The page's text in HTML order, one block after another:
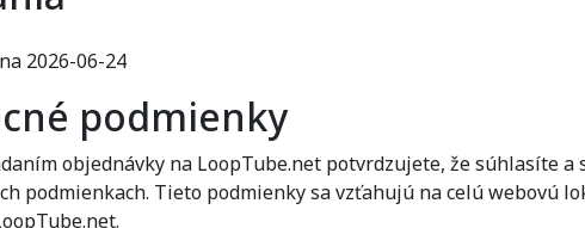
2026-06-24
podmienky
objednávky na LoopTube.net potvrdzujete, že súhlasíte
podmienkach. Tieto podmienky sa vzťahujú na celú webovú